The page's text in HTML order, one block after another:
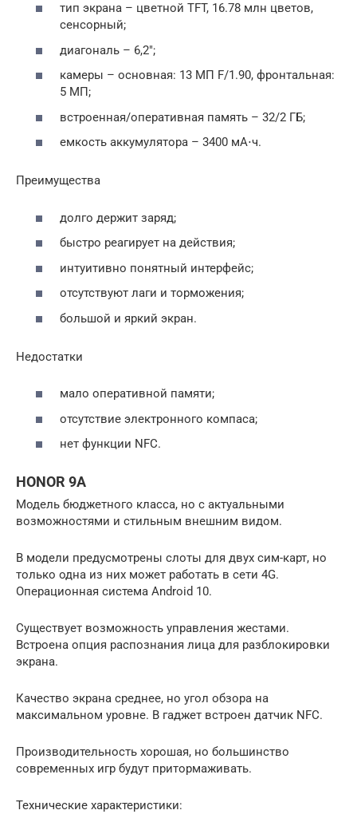
тип экрана – цветной TFT, 16.78 млн цветов,
сенсорный;
диагональ – 6,2″;
камеры – основная: 13 МП F/1.90, фронтальная:
5 МП;
встроенная/оперативная память – 32/2 ГБ;
емкость аккумулятора – 3400 мА⋅ч.
Преимущества
долго держит заряд;
быстро реагирует на действия;
интуитивно понятный интерфейс;
отсутствуют лаги и торможения;
большой и яркий экран.
Недостатки
мало оперативной памяти;
отсутствие электронного компаса;
нет функции NFC.
HONOR 9A
Модель бюджетного класса, но с актуальными
возможностями и стильным внешним видом.
В модели предусмотрены слоты для двух сим-карт, но
только одна из них может работать в сети 4G.
Операционная система Android 10.
Существует возможность управления жестами.
Встроена опция распознания лица для разблокировки
экрана.
Качество экрана среднее, но угол обзора на
максимальном уровне. В гаджет встроен датчик NFC.
Производительность хорошая, но большинство
современных игр будут притормаживать.
Технические характеристики: